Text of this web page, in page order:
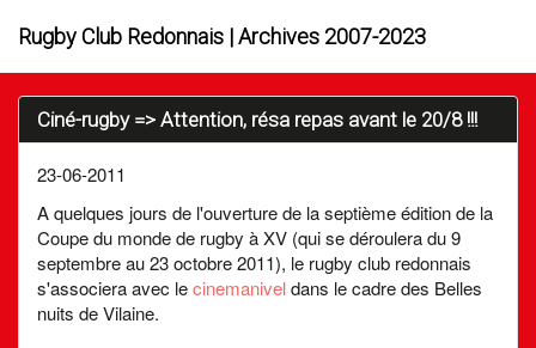
Rugby Club Redonnais | Archives 2007-2023
Ciné-rugby => Attention, résa repas avant le 20/8 !!!
23-06-2011
A quelques jours de l'ouverture de la septième édition de la
Coupe du monde de rugby à XV (qui se déroulera du 9
septembre au 23 octobre 2011), le rugby club redonnais
s'associera avec lecinemaniveldans le cadre des Belles
nuits de Vilaine.